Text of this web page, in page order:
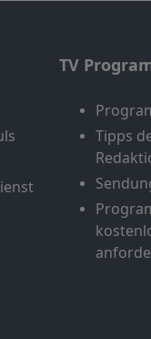
TV
Tipps